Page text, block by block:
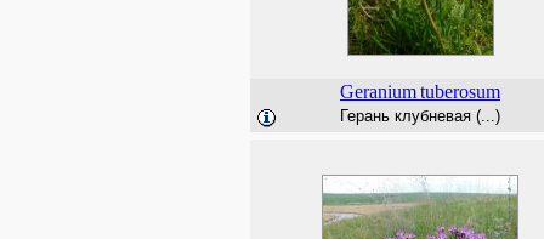
Geraniumtuberosum
Герань клубневая (...)